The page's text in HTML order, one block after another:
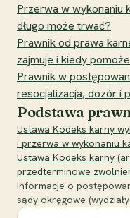
Przerwa w wykonaniu
długo może trwać?
Prawnik od prawa
zajmuje i kiedy pomoże
Prawnik w
resocjalizacja, dozór i
Podstawa
Ustawa Kodeks karny
i przerwa w wykonaniu
Ustawa Kodeks karny
przedterminowe
Informacje o
sądy okręgowe